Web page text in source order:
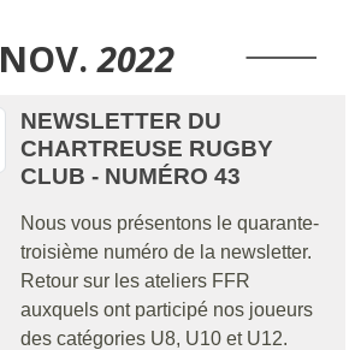
NOV. 2022
NEWSLETTER DU
CHARTREUSE RUGBY
CLUB - NUMÉRO 43
Nous vous présentons le quarante-
troisième numéro de la newsletter.
Retour sur les ateliers FFR
auxquels ont participé nos joueurs
des catégories U8, U10 et U12.